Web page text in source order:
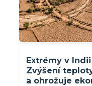
Extrémy v Indii
Zvýšení
a ohrožuje